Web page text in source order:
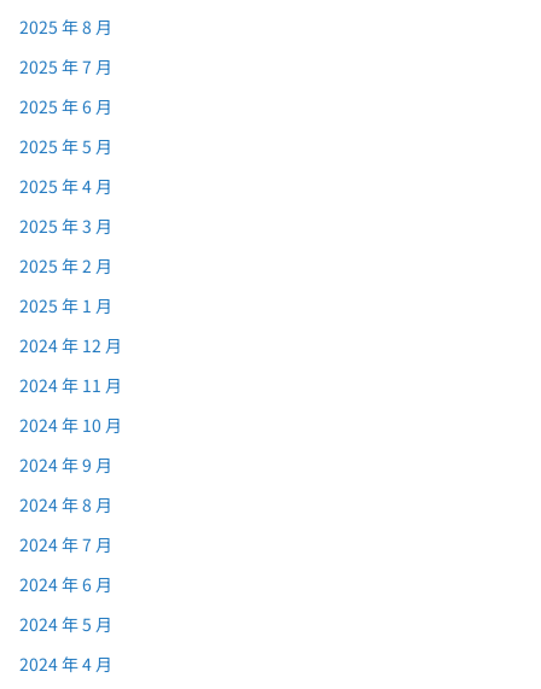
2025 年 8 月
2025 年 7 月
2025 年 6 月
2025 年 5 月
2025 年 4 月
2025 年 3 月
2025 年 2 月
2025 年 1 月
2024 年 12 月
2024 年 11 月
2024 年 10 月
2024 年 9 月
2024 年 8 月
2024 年 7 月
2024 年 6 月
2024 年 5 月
2024 年 4 月